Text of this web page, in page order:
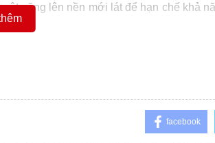
nặng lên nền mới lát để hạn chế khả
facebook